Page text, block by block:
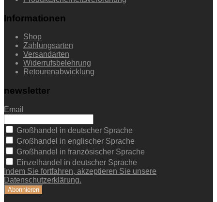
Informationen
Shop
Zahlungsarten
Versandarten
Widerrufsbelehrung
Retourenabwicklung
newsletter
Email
Großhandel in deutscher Sprache
Großhandel in englischer Sprache
Großhandel in französischer Sprache
Einzelhandel in deutscher Sprache
Indem Sie fortfahren, akzeptieren Sie unsere
Datenschutzerklärung.